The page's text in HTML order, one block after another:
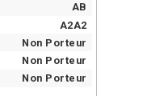
AB
A2A2
Non Porteur
Non Porteur
Non Porteur